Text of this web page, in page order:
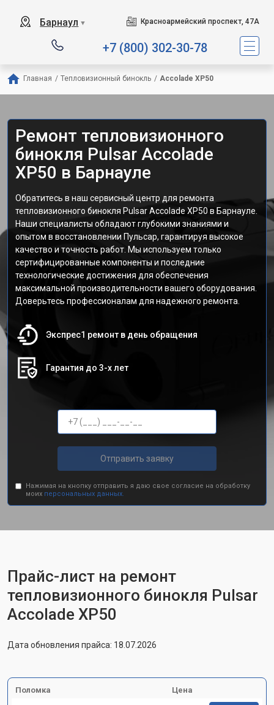
Барнаул ▼ Красноармейский проспект, 47А
+7 (800) 302-30-78
Главная / Тепловизионный бинокль / Accolade XP50
Ремонт тепловизионного
бинокля Pulsar Accolade
XP50 в Барнауле
Обратитесь в наш сервисный центр для ремонта
тепловизионного бинокля Pulsar Accolade XP50 в Барнауле.
Наши специалисты обладают глубокими знаниями и
опытом в восстановлении Пульсар, гарантируя высокое
качество и точность работ. Мы используем только
сертифицированные компоненты и последние
технологические достижения для обеспечения
максимальной производительности вашего оборудования.
Доверьтесь профессионалам для надежного ремонта.
Экспрес1 ремонт в день обращения
Гарантия до 3-х лет
Отправить заявку
Нажимая на кнопку отправить я даю свое согласие на обработку
моих персональных данных.
Прайс-лист на ремонт
тепловизионного бинокля Pulsar
Accolade XP50
Дата обновления прайса: 18.07.2026
Поломка Цена